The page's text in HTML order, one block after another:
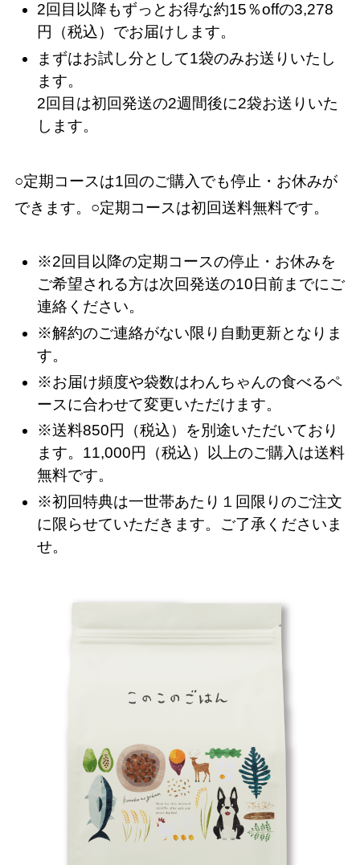
2回目以降もずっとお得な約15％offの3,278
円（税込）でお届けします。
まずはお試し分として1袋のみお送りいたし
ます。
2回目は初回発送の2週間後に2袋お送りいた
します。
○定期コースは1回のご購入でも停止・お休みが
できます。○定期コースは初回送料無料です。
※2回目以降の定期コースの停止・お休みを
ご希望される方は次回発送の10日前までにご
連絡ください。
※解約のご連絡がない限り自動更新となりま
す。
※お届け頻度や袋数はわんちゃんの食べるペ
ースに合わせて変更いただけます。
※送料850円（税込）を別途いただいており
ます。11,000円（税込）以上のご購入は送料
無料です。
※初回特典は一世帯あたり１回限りのご注文
に限らせていただきます。ご了承くださいま
せ。